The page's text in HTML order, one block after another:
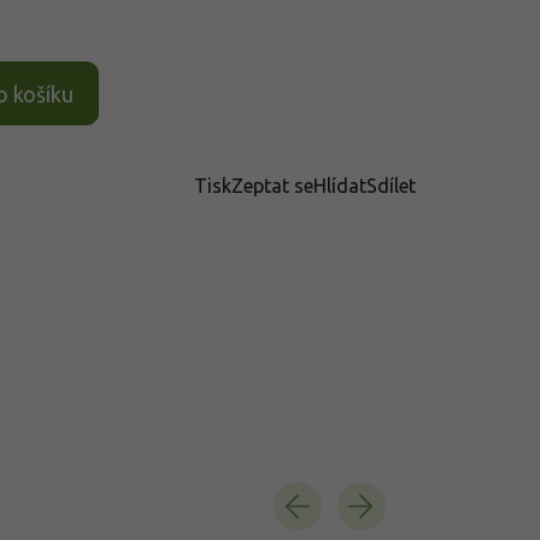
košíku
TiskZeptat seHlídatSdílet